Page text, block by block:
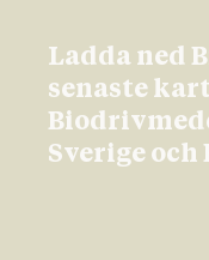
Ladda ned
senaste
Sverige och